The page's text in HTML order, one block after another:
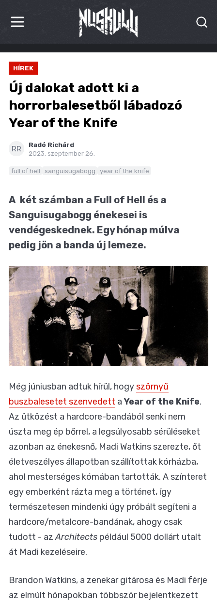
HÍREK
KRITIKÁK
BESZÁMOLÓK
INTERJÚK
PREMIEREK
KULT
BLOG
HÍREK
Új dalokat adott ki a
horrorbalesetből lábadozó
Year of the Knife
RR
Radó Richárd
2023. szeptember 26.
full of hell sanguisugabogg year of the knife
A két számban a Full of Hell és a
Sanguisugabogg énekesei is
vendégeskednek. Egy hónap múlva
pedig jön a banda új lemeze.
Még júniusban adtuk hírül, hogyszörnyű
buszbalesetet szenvedett a Year of the Knife.
Az ütközést a hardcore-bandából senki nem
úszta meg ép bőrrel, a legsúlyosabb sérüléseket
azonban az énekesnő, Madi Watkins szerezte, őt
életveszélyes állapotban szállítottak kórházba,
ahol mesterséges kómában tartották. A színteret
egy emberként rázta meg a történet, így
természetesen mindenki úgy próbált segíteni a
hardcore/metalcore-bandának, ahogy csak
tudott - azArchitects például 5000 dollárt utalt
át Madi kezeléseire.
Brandon Watkins, a zenekar gitárosa és Madi férje
az elmúlt hónapokban többször bejelentkezett